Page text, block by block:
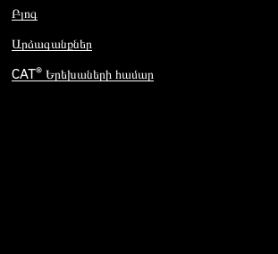
Բլոգ
Արձագանքներ
СAT® Երեխաների համար